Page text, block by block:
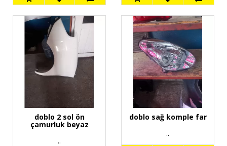
doblo 2 sol ön
çamurluk beyaz
..
doblo sağ komple far
..